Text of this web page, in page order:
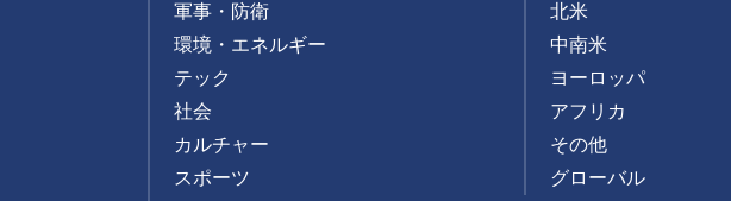
軍事・防衛
環境・エネルギー
テック
社会
カルチャー
スポーツ
北米
中南米
ヨーロッパ
アフリカ
その他
グローバル